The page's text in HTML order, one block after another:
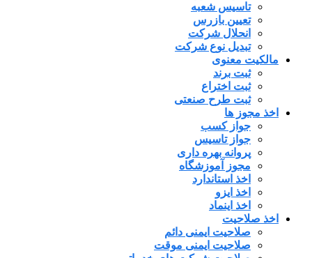
تاسیس شعبه
تعیین بازرس
انحلال شرکت
تبدیل نوع شرکت
مالکیت معنوی
ثبت برند
ثبت اختراع
ثبت طرح صنعتی
اخذ مجوز ها
جواز کسب
جواز تاسیس
پروانه بهره داری
مجوز آموزشگاه
اخذ استاندارد
اخذ ایزو
اخذ اینماد
اخذ صلاحیت
صلاحیت ایمنی دائم
صلاحیت ایمنی موقت